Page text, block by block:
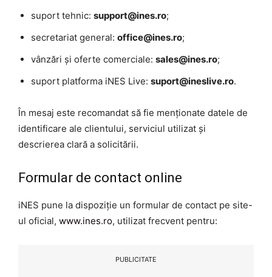
suport tehnic: support@ines.ro;
secretariat general: office@ines.ro;
vânzări și oferte comerciale: sales@ines.ro;
suport platforma iNES Live: suport@ineslive.ro.
În mesaj este recomandat să fie menționate datele de
identificare ale clientului, serviciul utilizat și
descrierea clară a solicitării.
Formular de contact online
iNES pune la dispoziție un formular de contact pe site-
ul oficial, www.ines.ro, utilizat frecvent pentru:
PUBLICITATE